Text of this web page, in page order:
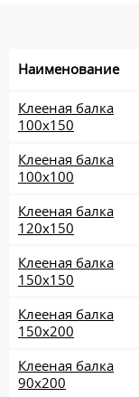
Наименование
Клееная балка
100x150
Клееная балка
100x100
Клееная балка
120x150
Клееная балка
150x150
Клееная балка
150x200
Клееная балка
90x200